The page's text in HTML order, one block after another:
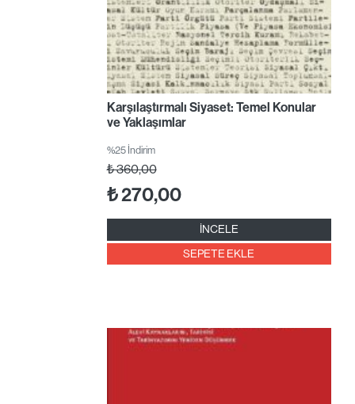
Karşılaştırmalı Siyaset: Temel Konular
ve Yaklaşımlar
%25 İndirim
₺360,00
₺270,00
İNCELE
SEPETE EKLE